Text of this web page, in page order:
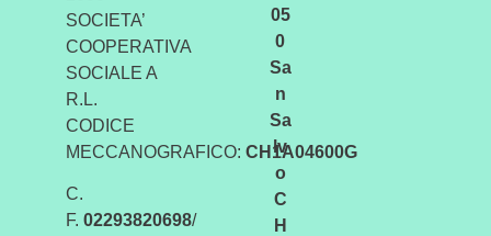
SOCIETA’
COOPERATIVA
SOCIALE A
R.L.
CODICE
MECCANOGRAFICO: CH1A04600G
C.
F. 02293820698/
05
0
Sa
n
Sa
lv
o
C
H